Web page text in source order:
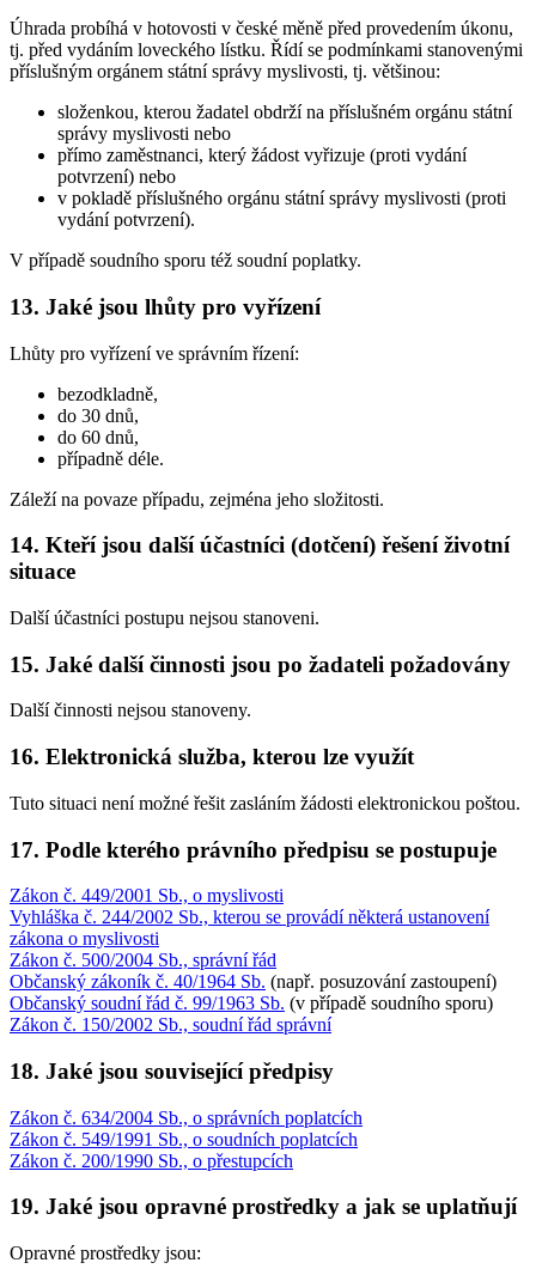
Úhrada probíhá v hotovosti v české měně před provedením úkonu,
tj. před vydáním loveckého lístku. Řídí se podmínkami stanovenými
příslušným orgánem státní správy myslivosti, tj. většinou:
složenkou, kterou žadatel obdrží na příslušném orgánu státní
správy myslivosti nebo
přímo zaměstnanci, který žádost vyřizuje (proti vydání
potvrzení) nebo
v pokladě příslušného orgánu státní správy myslivosti (proti
vydání potvrzení).
V případě soudního sporu též soudní poplatky.
13. Jaké jsou lhůty pro vyřízení
Lhůty pro vyřízení ve správním řízení:
bezodkladně,
do 30 dnů,
do 60 dnů,
případně déle.
Záleží na povaze případu, zejména jeho složitosti.
14. Kteří jsou další účastníci (dotčení) řešení životní
situace
Další účastníci postupu nejsou stanoveni.
15. Jaké další činnosti jsou po žadateli požadovány
Další činnosti nejsou stanoveny.
16. Elektronická služba, kterou lze využít
Tuto situaci není možné řešit zasláním žádosti elektronickou poštou.
17. Podle kterého právního předpisu se postupuje
Zákon č. 449/2001 Sb., o myslivosti
Vyhláška č. 244/2002 Sb., kterou se provádí některá ustanovení
zákona o myslivosti
Zákon č. 500/2004 Sb., správní řád
Občanský zákoník č. 40/1964 Sb. (např. posuzování zastoupení)
Občanský soudní řád č. 99/1963 Sb. (v případě soudního sporu)
Zákon č. 150/2002 Sb., soudní řád správní
18. Jaké jsou související předpisy
Zákon č. 634/2004 Sb., o správních poplatcích
Zákon č. 549/1991 Sb., o soudních poplatcích
Zákon č. 200/1990 Sb., o přestupcích
19. Jaké jsou opravné prostředky a jak se uplatňují
Opravné prostředky jsou: